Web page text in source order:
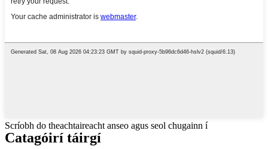
Scríobh do theachtaireacht anseo agus seol chugainn í
Catagóirí táirgí